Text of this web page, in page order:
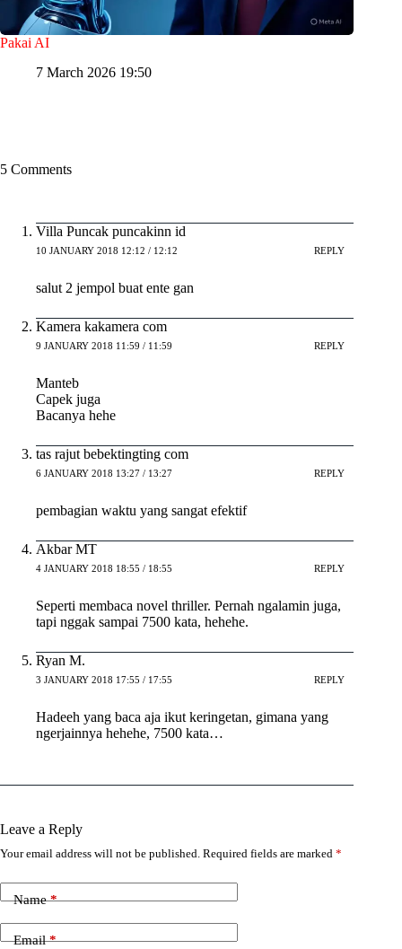
Pakai AI
7 March 2026 19:50
5 Comments
Villa Puncak puncakinn id
10 JANUARY 2018 12:12 / 12:12 REPLY
salut 2 jempol buat ente gan
Kamera kakamera com
9 JANUARY 2018 11:59 / 11:59 REPLY
Manteb
Capek juga
Bacanya hehe
tas rajut bebektingting com
6 JANUARY 2018 13:27 / 13:27 REPLY
pembagian waktu yang sangat efektif
Akbar MT
4 JANUARY 2018 18:55 / 18:55 REPLY
Seperti membaca novel thriller. Pernah ngalamin juga,
tapi nggak sampai 7500 kata, hehehe.
Ryan M.
3 JANUARY 2018 17:55 / 17:55 REPLY
Hadeeh yang baca aja ikut keringetan, gimana yang
ngerjainnya hehehe, 7500 kata…
Leave a Reply
Your email address will not be published. Required fields are marked *
Name*
Email*